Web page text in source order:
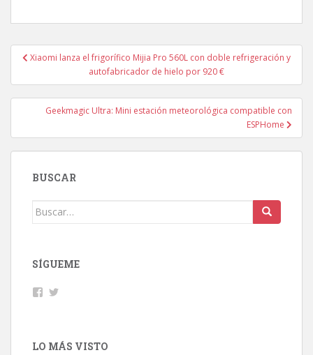
Navegación
entradas
Xiaomi lanza el frigorífico Mijia Pro 560L con doble refrigeración y
autofabricador de hielo por 920 €
Geekmagic Ultra: Mini estación meteorológica compatible con
ESPHome
BUSCAR
Buscar:
SÍGUEME
Facebook
LO MÁS VISTO